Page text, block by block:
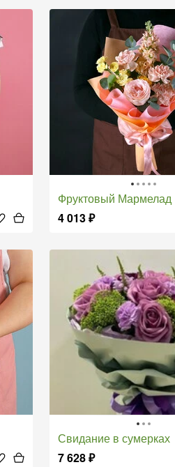
Фруктовый Мармелад
4 013₽
Свидание в сумерках
7 628₽